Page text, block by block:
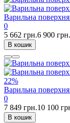
Варильна
0
5 662 грн.6 900 грн.
В кошик
22%
Варильна
0
7 849 грн.10 100
В кошик